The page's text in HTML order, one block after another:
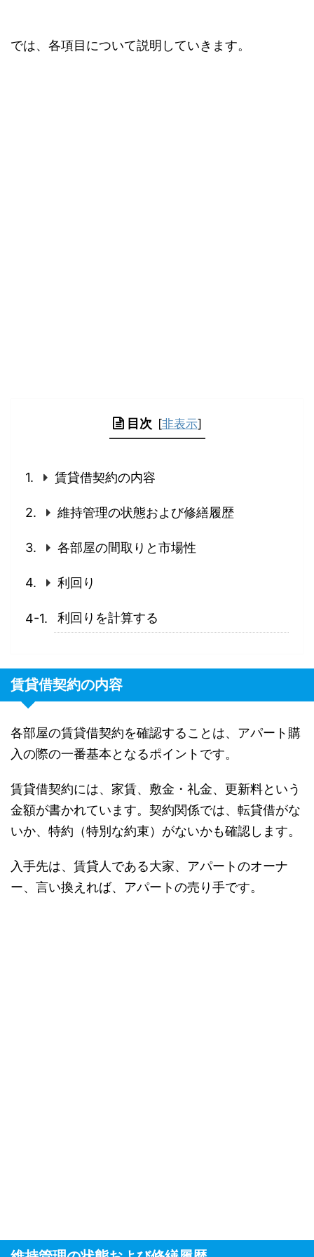
では、各項目について説明していきます。
目次 [非表示]
賃貸借契約の内容
維持管理の状態および修繕履歴
各部屋の間取りと市場性
利回り
利回りを計算する
賃貸借契約の内容
各部屋の賃貸借契約を確認することは、アパート購
入の際の一番基本となるポイントです。
賃貸借契約には、家賃、敷金・礼金、更新料という
金額が書かれています。契約関係では、転貸借がな
いか、特約（特別な約束）がないかも確認します。
入手先は、賃貸人である大家、アパートのオーナ
ー、言い換えれば、アパートの売り手です。